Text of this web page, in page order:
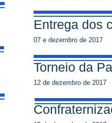
Entrega dos
07 e dezembro de 2017
Torneio da
12 de dezembro de 2017